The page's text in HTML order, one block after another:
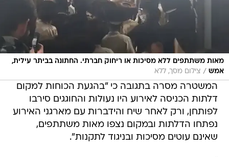
מאות משתתפים ללא מסיכות או ריחוק חברתי. החתונה בביתר עילית,
אמש / צילום מסך, ללא
המשטרה מסרה בתגובה כי "בהגעת הכוחות למקום
דלתות הכניסה לאירוע היו נעולות והחוגגים סירבו
לפותחן, ורק לאחר שיח והידברות עם מארגני האירוע
נפתחו הדלתות ובמקום נצפו מאות משתתפים,
שאינם עוטים מסיכות ובניגוד לתקנות".